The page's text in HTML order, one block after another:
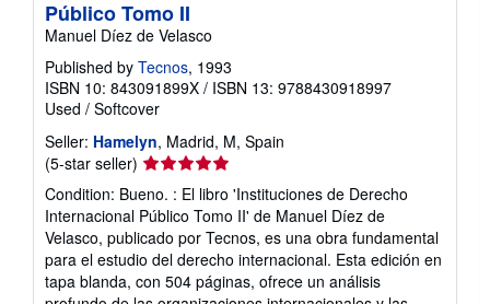
t
Público Tomo II
Manuel Díez de Velasco
Published by Tecnos, 1993
ISBN 10: 843091899X / ISBN 13: 9788430918997
Used / Softcover
Seller: Hamelyn, Madrid, M, Spain
(5-star seller) Seller
5
out
of
5
stars
Condition: Bueno. : El libro 'Instituciones de Derecho
Internacional Público Tomo II' de Manuel Díez de
Velasco, publicado por Tecnos, es una obra fundamental
para el estudio del derecho internacional. Esta edición en
tapa blanda, con 504 páginas, ofrece un análisis